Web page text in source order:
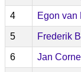
4 Egon van
5 Frederik
6 Jan